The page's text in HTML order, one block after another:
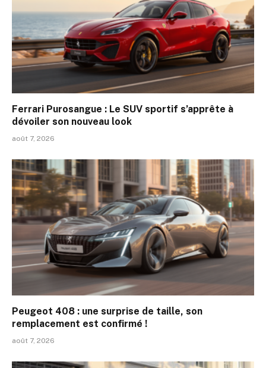
Ferrari Purosangue : Le SUV sportif s’apprête à
dévoiler son nouveau look
août 7, 2026
Peugeot 408 : une surprise de taille, son
remplacement est confirmé !
août 7, 2026